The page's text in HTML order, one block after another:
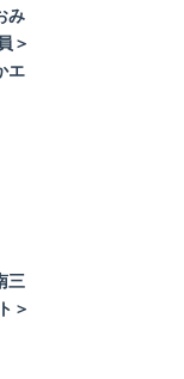
み
＞
エ
三
＞